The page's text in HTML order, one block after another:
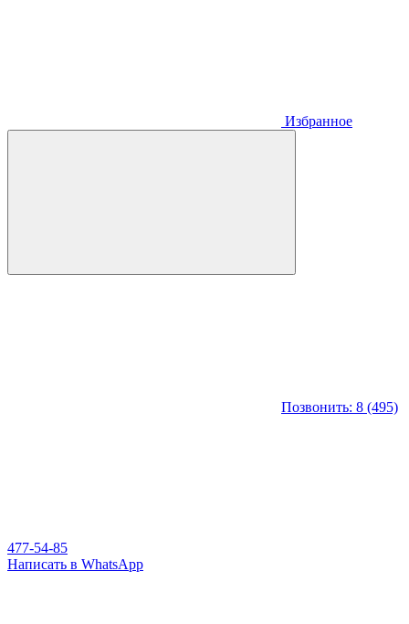
Избранное
Позвонить: 8 (495)
477-54-85
Написать в WhatsApp